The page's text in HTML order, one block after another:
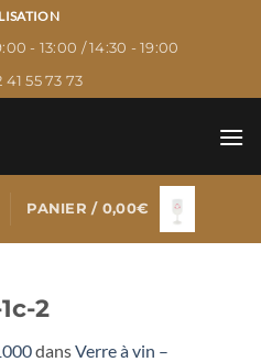
- 13:00 / 14:30 - 19:00
41 55 73 73
PANIER / 0,00€
2
dansVerre à vin –